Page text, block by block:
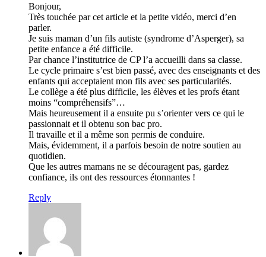
Bonjour,
Très touchée par cet article et la petite vidéo, merci d’en
parler.
Je suis maman d’un fils autiste (syndrome d’Asperger), sa
petite enfance a été difficile.
Par chance l’institutrice de CP l’a accueilli dans sa classe.
Le cycle primaire s’est bien passé, avec des enseignants et des
enfants qui acceptaient mon fils avec ses particularités.
Le collège a été plus difficile, les élèves et les profs étant
moins “compréhensifs”…
Mais heureusement il a ensuite pu s’orienter vers ce qui le
passionnait et il obtenu son bac pro.
Il travaille et il a même son permis de conduire.
Mais, évidemment, il a parfois besoin de notre soutien au
quotidien.
Que les autres mamans ne se découragent pas, gardez
confiance, ils ont des ressources étonnantes !
Reply